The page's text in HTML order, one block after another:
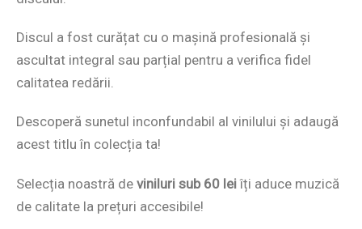
Discul a fost curățat cu o mașină profesională și
ascultat integral sau parțial pentru a verifica fidel
calitatea redării.
Descoperă sunetul inconfundabil al vinilului și adaugă
acest titlu în colecția ta!
Selecția noastră de viniluri sub 60 leiîți aduce muzică
de calitate la prețuri accesibile!